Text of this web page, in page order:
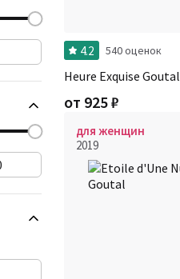
4.2 540 оценок
Heure Exquise Goutal
от 925₽
для женщин
2019